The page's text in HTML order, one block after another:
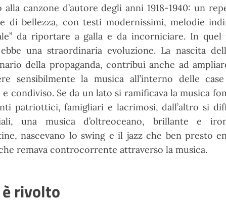
alla canzone d’autore degli anni 1918-1940: un
di bellezza, con testi modernissimi, melodie
da riportare a galla e da incorniciare. In
una straordinaria evoluzione. La nascita
della propaganda, contribuì anche ad
sensibilmente la musica all’interno delle
condiviso. Se da un lato si ramificava la musica
patriottici, famigliari e lacrimosi, dall’altro si
una musica d’oltreoceano, brillante e
nascevano lo swing e il jazz che ben presto
remava controcorrente attraverso la musica.
rivolto